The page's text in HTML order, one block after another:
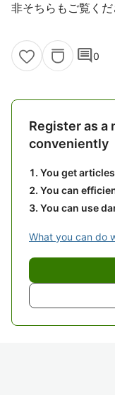
非そちらもご覧くだ
comment0
Register as a
conveniently
You get
You can
You can use
What you can do